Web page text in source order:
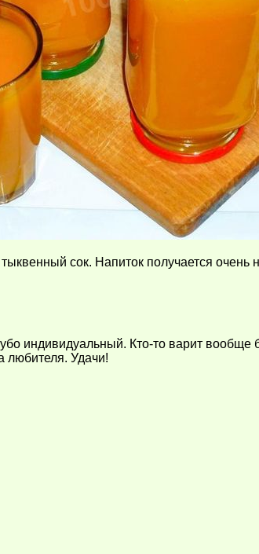
тыквенный сок. Напиток получается
индивидуальный. Кто-то варит вообще
любителя. Удачи!